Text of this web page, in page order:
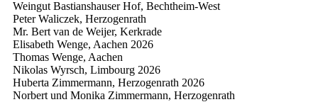
Weingut Bastianshauser Hof, Bechtheim-West
Peter Waliczek, Herzogenrath
Mr. Bert van de Weijer, Kerkrade
Elisabeth Wenge, Aachen 2026
Thomas Wenge, Aachen
Nikolas Wyrsch, Limbourg 2026
Huberta Zimmermann, Herzogenrath 2026
Norbert und Monika Zimmermann, Herzogenrath